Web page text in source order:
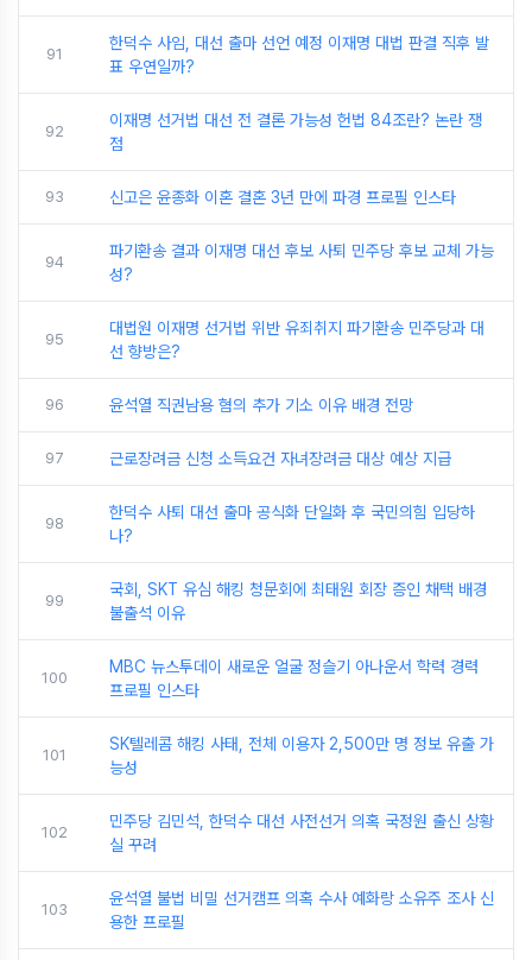
91
한덕수 사임, 대선 출마 선언 예정 이재명 대법 판결 직후 발
표 우연일까?
92
이재명 선거법 대선 전 결론 가능성 헌법 84조란? 논란 쟁
점
93 신고은 윤종화 이혼 결혼 3년 만에 파경 프로필 인스타
94
파기환송 결과 이재명 대선 후보 사퇴 민주당 후보 교체 가능
성?
95
대법원 이재명 선거법 위반 유죄취지 파기환송 민주당과 대
선 향방은?
96 윤석열 직권남용 혐의 추가 기소 이유 배경 전망
97 근로장려금 신청 소득요건 자녀장려금 대상 예상 지급
98
한덕수 사퇴 대선 출마 공식화 단일화 후 국민의힘 입당하
나?
99
국회, SKT 유심 해킹 청문회에 최태원 회장 증인 채택 배경
불출석 이유
100
MBC 뉴스투데이 새로운 얼굴 정슬기 아나운서 학력 경력
프로필 인스타
101
SK텔레콤 해킹 사태, 전체 이용자 2,500만 명 정보 유출 가
능성
102
민주당 김민석, 한덕수 대선 사전선거 의혹 국정원 출신 상황
실 꾸려
103
윤석열 불법 비밀 선거캠프 의혹 수사 예화랑 소유주 조사 신
용한 프로필